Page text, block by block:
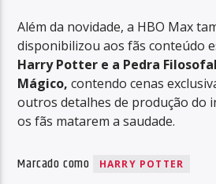
Além da novidade, a HBO Max
disponibilizou aos fãs conteúdo
Harry Potter e a Pedra
Mágico, contendo cenas
outros detalhes de produção do
os fãs matarem a saudade.
Marcado como HARRY POTTER